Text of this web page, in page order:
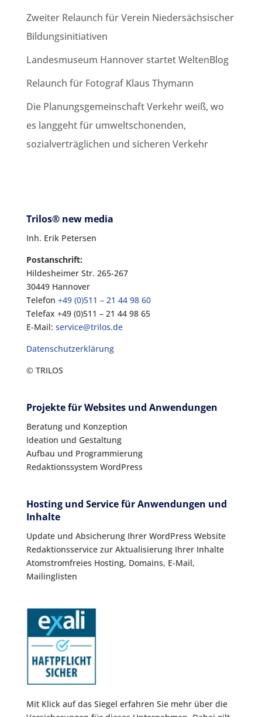
Zweiter Relaunch für Verein Niedersächsischer
Bildungsinitiativen
Landesmuseum Hannover startet WeltenBlog
Relaunch für Fotograf Klaus Thymann
Die Planungsgemeinschaft Verkehr weiß, wo
es langgeht für umweltschonenden,
sozialverträglichen und sicheren Verkehr
Trilos® new media
Inh. Erik Petersen
Postanschrift:
Hildesheimer Str. 265-267
30449 Hannover
Telefon +49 (0)511 – 21 44 98 60
Telefax +49 (0)511 – 21 44 98 65
E-Mail: service@trilos.de
Datenschutzerklärung
© TRILOS
Projekte für Websites und Anwendungen
Beratung und Konzeption
Ideation und Gestaltung
Aufbau und Programmierung
Redaktionssystem WordPress
Hosting und Service für Anwendungen und
Inhalte
Update und Absicherung Ihrer WordPress Website
Redaktionsservice zur Aktualisierung Ihrer Inhalte
Atomstromfreies Hosting, Domains, E-Mail,
Mailinglisten
Mit Klick auf das Siegel erfahren Sie mehr über die